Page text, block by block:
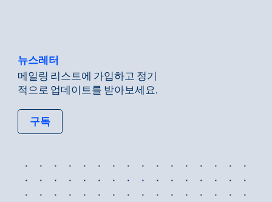
뉴스레터
메일링 리스트에 가입하고 정기
적으로 업데이트를 받아보세요.
구독: tertiary button